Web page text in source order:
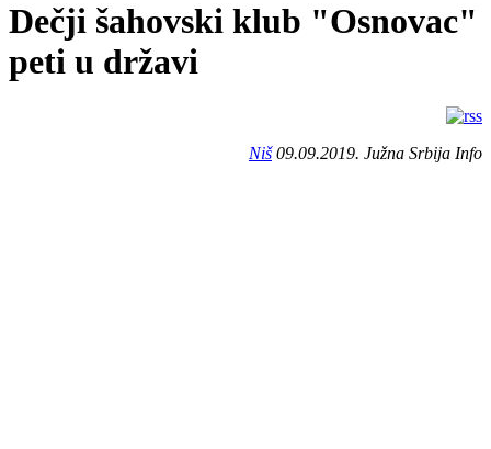
Dečji šahovski klub "Osnovac"
peti u državi
Niš09.09.2019. Južna Srbija Info